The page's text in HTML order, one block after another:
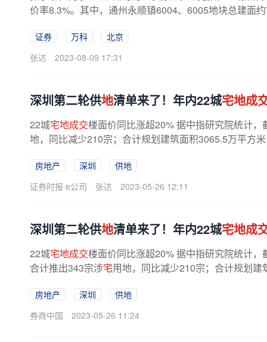
价率8.3%。其中，通州永顺镇6004、6005地块总建面
证券 万科
北京
张达
2023-08-09 17:31
深圳第二轮供地清单来了！年内22城宅地成
22城宅地成交楼面价同比涨超20% 据中指研究院统计
地，同比减少210宗；合计规划建筑面积3065.5万平方
房地产 深圳
供地
证券时报·e公司
张达 2023-05-26 12:11
深圳第二轮供地清单来了！年内22城宅地成
22城宅地成交楼面价同比涨超20% 据中指研究院统计
合计推出343宗涉宅用地，同比减少210宗；合计规划
房地产 深圳
供地
券商中国
2023-05-26 11:24